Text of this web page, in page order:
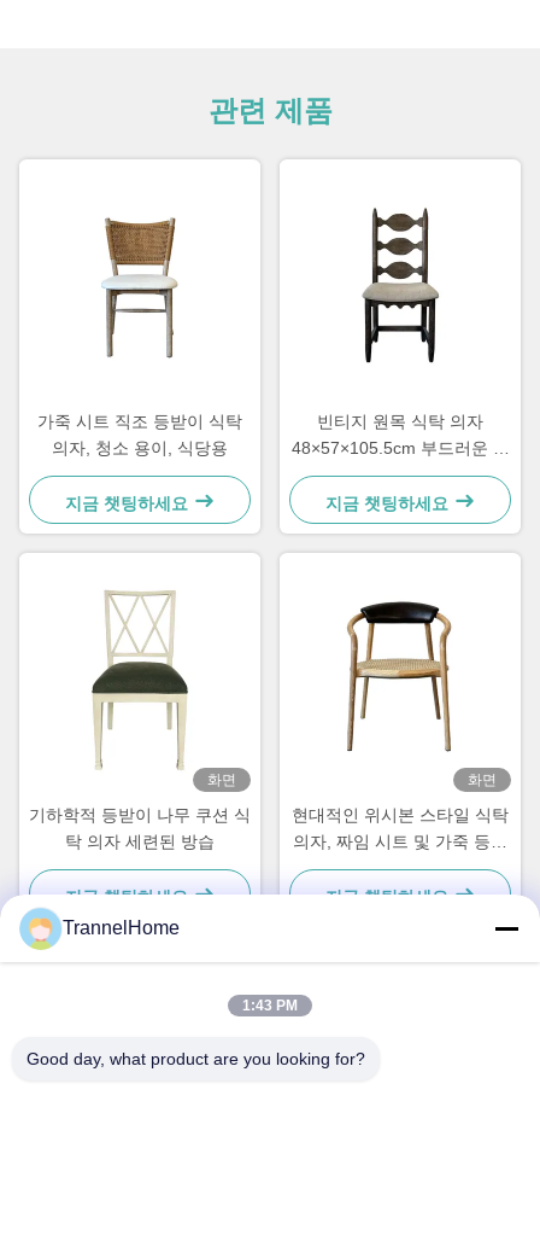
관련 제품
가죽 시트 직조 등받이 식탁
의자, 청소 용이, 식당용
지금 챗팅하세요
빈티지 원목 식탁 의자
48×57×105.5cm 부드러운 조
각 사다리 등받이
지금 챗팅하세요
화면
기하학적 등받이 나무 쿠션 식
탁 의자 세련된 방습
지금 챗팅하세요
화면
현대적인 위시본 스타일 식탁
의자, 짜임 시트 및 가죽 등받
이
지금 챗팅하세요
TrannelHome
1:43 PM
Good day, what product are you looking for?